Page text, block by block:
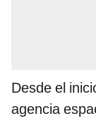
Desde el
agencia